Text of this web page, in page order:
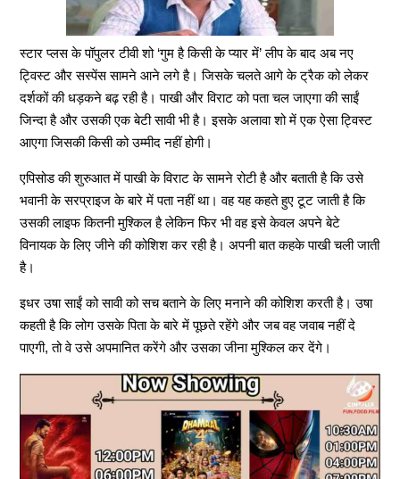
स्टार प्लस के पॉपुलर टीवी शो ‘गुम है किसी के प्यार में’ लीप के बाद अब नए
ट्विस्ट और सस्पेंस सामने आने लगे है। जिसके चलते आगे के ट्रैक को लेकर
दर्शकों की धड़कने बढ़ रही है। पाखी और विराट को पता चल जाएगा की साईं
जिन्दा है और उसकी एक बेटी सावी भी है। इसके अलावा शो में एक ऐसा ट्विस्ट
आएगा जिसकी किसी को उम्मीद नहीं होगी।
एपिसोड की शुरुआत में पाखी के विराट के सामने रोटी है और बताती है कि उसे
भवानी के सरप्राइज के बारे में पता नहीं था। वह यह कहते हुए टूट जाती है कि
उसकी लाइफ कितनी मुश्किल है लेकिन फिर भी वह इसे केवल अपने बेटे
विनायक के लिए जीने की कोशिश कर रही है। अपनी बात कहके पाखी चली जाती
है।
इधर उषा साईं को सावी को सच बताने के लिए मनाने की कोशिश करती है। उषा
कहती है कि लोग उसके पिता के बारे में पूछते रहेंगे और जब वह जवाब नहीं दे
पाएगी, तो वे उसे अपमानित करेंगे और उसका जीना मुश्किल कर देंगे।